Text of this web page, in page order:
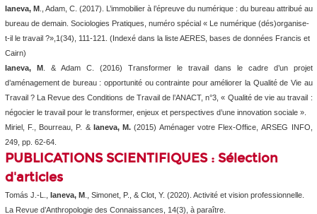
Ianeva, M ., Adam, C. (2017). L’immobilier à l’épreuve du numérique : du bureau attribué au
bureau de demain. Sociologies Pratiques, numéro spécial « Le numérique (dés)organise-
t-il le travail ?»,1(34), 111-121. (Indexé dans la liste AERES, bases de données Francis et
Cairn)
Ianeva, M . & Adam C. (2016) Transformer le travail dans le cadre d’un projet
d’aménagement de bureau : opportunité ou contrainte pour améliorer la Qualité de Vie au
Travail ? La Revue des Conditions de Travail de l’ANACT, n°3, « Qualité de vie au travail :
négocier le travail pour le transformer, enjeux et perspectives d’une innovation sociale ».
Miriel, F., Bourreau, P. & Ianeva, M. (2015) Aménager votre Flex-Office,ARSEG INFO,
249, pp. 62-64.
PUBLICATIONS SCIENTIFIQUES : Sélection
d'articles
Tomás J.-L., Ianeva, M ., Simonet, P., & Clot, Y. (2020). Activité et vision professionnelle.
La Revue d’Anthropologie des Connaissances, 14(3), àparaître.